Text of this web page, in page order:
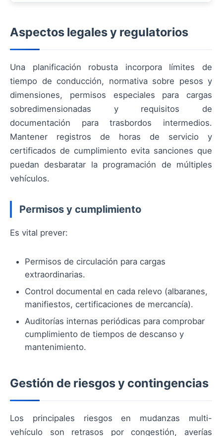
Aspectos legales y regulatorios
Una planificación robusta incorpora límites de
tiempo de conducción, normativa sobre pesos y
dimensiones, permisos especiales para cargas
sobredimensionadas y requisitos de
documentación para trasbordos intermedios.
Mantener registros de horas de servicio y
certificados de cumplimiento evita sanciones que
puedan desbaratar la programación de múltiples
vehículos.
Permisos y cumplimiento
Es vital prever:
Permisos de circulación para cargas
extraordinarias.
Control documental en cada relevo (albaranes,
manifiestos, certificaciones de mercancía).
Auditorías internas periódicas para comprobar
cumplimiento de tiempos de descanso y
mantenimiento.
Gestión de riesgos y contingencias
Los principales riesgos en mudanzas multi-
vehículo son retrasos por congestión, averías